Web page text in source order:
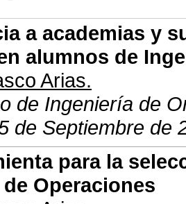
a academias y
alumnos de
Arias.
de Ingeniería de
de Septiembre de
para la
Operaciones